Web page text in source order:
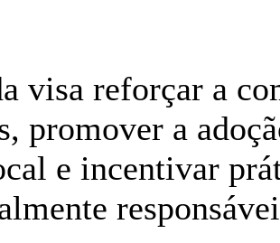
visa reforçar a
promover a
e incentivar